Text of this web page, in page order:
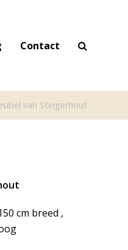
Contact
van Steigerhout
cm breed ,